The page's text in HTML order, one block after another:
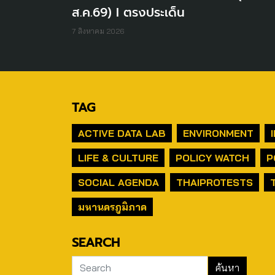
ส.ค.69) I ตรงประเด็น
7 สิงหาคม 2026
TAG
ACTIVE DATA LAB ENVIRONMENT
LIFE & CULTURE
POLICY WATCH
SOCIAL AGENDA
THAIPROTESTS
มหานครภูมิภาค
SEARCH